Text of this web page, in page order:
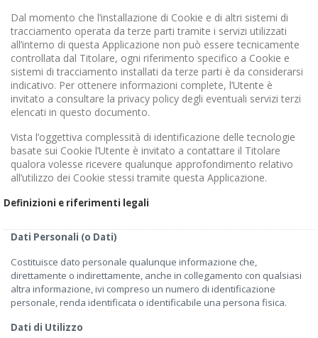
Dal momento che l’installazione di Cookie e di altri sistemi di
tracciamento operata da terze parti tramite i servizi utilizzati
all’interno di questa Applicazione non può essere tecnicamente
controllata dal Titolare, ogni riferimento specifico a Cookie e
sistemi di tracciamento installati da terze parti è da considerarsi
indicativo. Per ottenere informazioni complete, l’Utente è
invitato a consultare la privacy policy degli eventuali servizi terzi
elencati in questo documento.
Vista l’oggettiva complessità di identificazione delle tecnologie
basate sui Cookie l’Utente è invitato a contattare il Titolare
qualora volesse ricevere qualunque approfondimento relativo
all’utilizzo dei Cookie stessi tramite questa Applicazione.
Definizioni e riferimenti legali
Dati Personali (o Dati)
Costituisce dato personale qualunque informazione che,
direttamente o indirettamente, anche in collegamento con qualsiasi
altra informazione, ivi compreso un numero di identificazione
personale, renda identificata o identificabile una persona fisica.
Dati di Utilizzo